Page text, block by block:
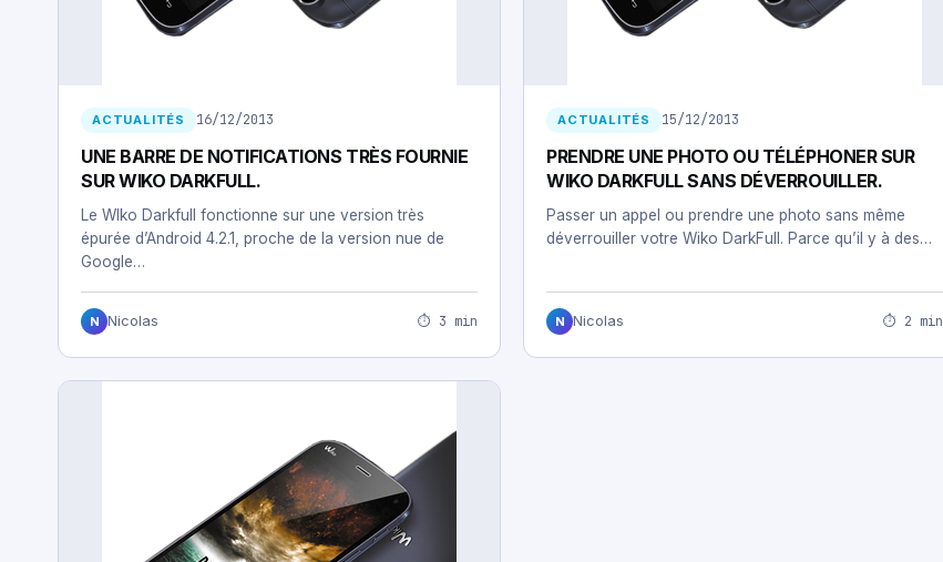
ACTUALITÉS 16/12/2013
UNE BARRE DE NOTIFICATIONS TRÈS FOURNIE
SUR WIKO DARKFULL.
Le WIko Darkfull fonctionne sur une version très
épurée d’Android 4.2.1, proche de la version nue de
Google…
N Nicolas ⏱ 3 min
ACTUALITÉS 15/12/2013
PRENDRE UNE PHOTO OU TÉLÉPHONER SUR
WIKO DARKFULL SANS DÉVERROUILLER.
Passer un appel ou prendre une photo sans même
déverrouiller votre Wiko DarkFull. Parce qu’il y à des…
N Nicolas ⏱ 2 min